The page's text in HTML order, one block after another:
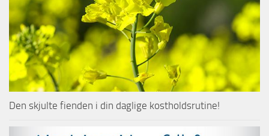
Den skjulte fienden i din daglige kostholdsrutine!